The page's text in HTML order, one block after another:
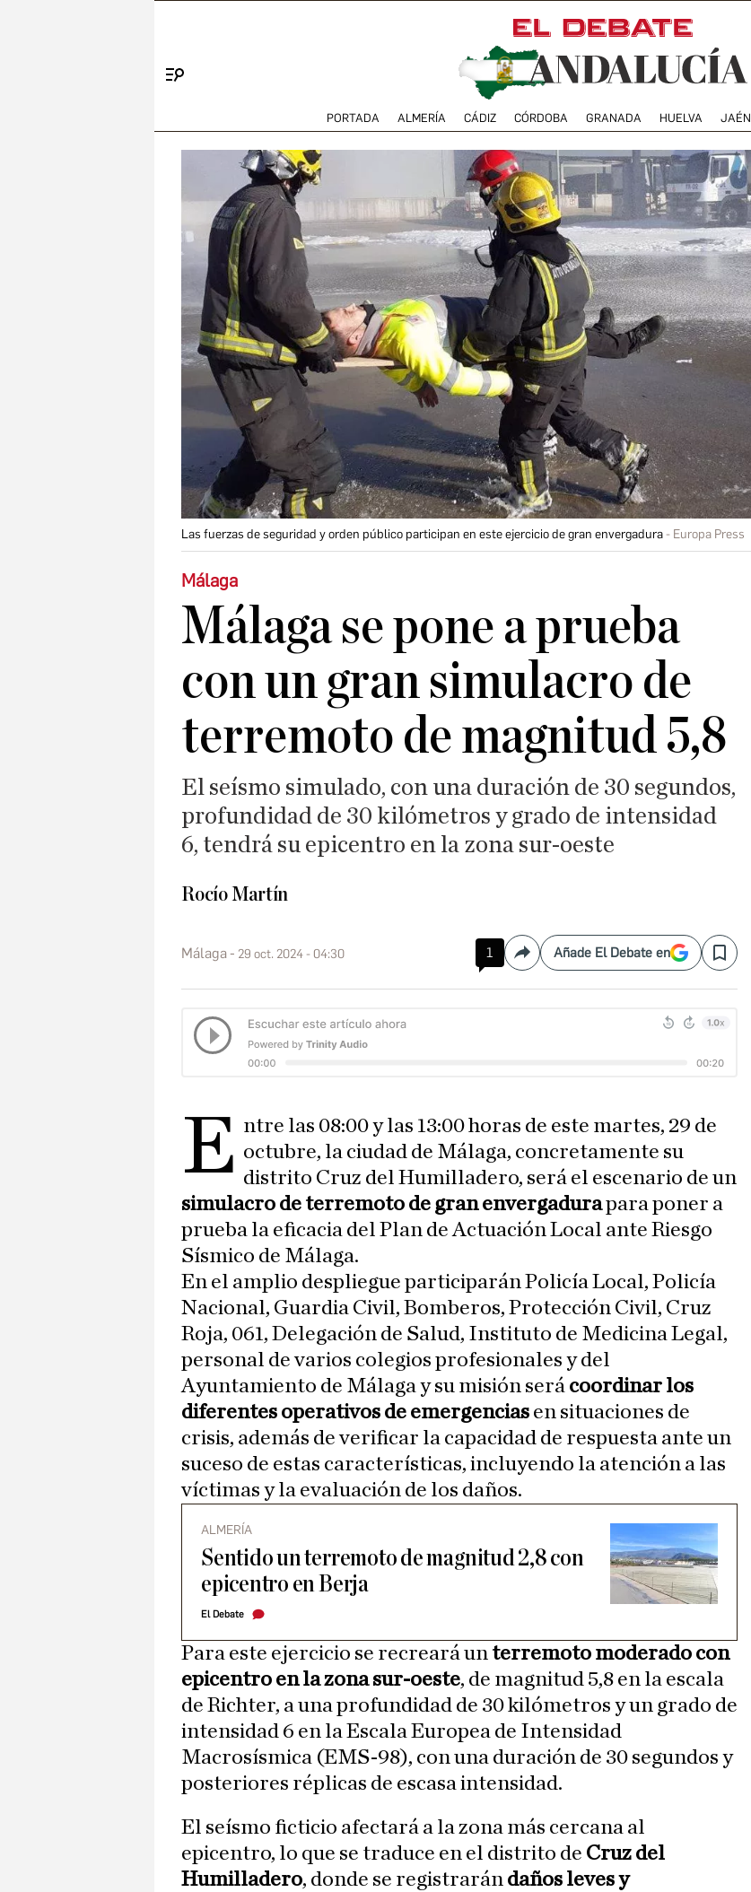
PORTADA ALMERÍA CÁDIZ CÓRDOBA GRANADA HUELVA JAÉN
Las fuerzas de seguridad y orden público participan en este ejercicio de gran envergadura Europa Press
Málaga
Málaga se pone a prueba
con un gran simulacro de
terremoto de magnitud 5,8
El seísmo simulado, con una duración de 30 segundos,
profundidad de 30 kilómetros y grado de intensidad
6, tendrá su epicentro en la zona sur-oeste
Rocío Martín
Málaga 29 oct. 2024 - 04:30 1 CompartirAñade El Debate en Save
E ntre las 08:00 y las 13:00 horas de este martes, 29 de
octubre, la ciudad de Málaga, concretamente su
distrito Cruz del Humilladero, será el escenario de un
simulacro de terremoto de gran envergadurapara poner a
prueba la eficacia del Plan de Actuación Local ante Riesgo
Sísmico de Málaga.
En el amplio despliegue participarán Policía Local, Policía
Nacional, Guardia Civil, Bomberos, Protección Civil, Cruz
Roja, 061, Delegación de Salud, Instituto de Medicina Legal,
personal de varios colegios profesionales y del
Ayuntamiento de Málaga y su misión será coordinar los
diferentes operativos de emergencias en situaciones de
crisis, además de verificar la capacidad de respuesta ante un
suceso de estas características, incluyendo la atención a las
víctimas y la evaluación de los daños.
ALMERÍA
Sentido un terremoto de magnitud 2,8 con
epicentro en Berja
El Debate
Para este ejercicio se recreará un terremoto moderado con
epicentro en la zona sur-oeste, de magnitud 5,8 en la escala
de Richter, a una profundidad de 30 kilómetros y un grado de
intensidad 6 en la Escala Europea de Intensidad
Macrosísmica (EMS-98), con una duración de 30 segundos y
posteriores réplicas de escasa intensidad.
El seísmo ficticio afectará a la zona más cercana al
epicentro, lo que se traduce en el distrito de Cruz del
Humilladero, donde se registrarán daños leves y